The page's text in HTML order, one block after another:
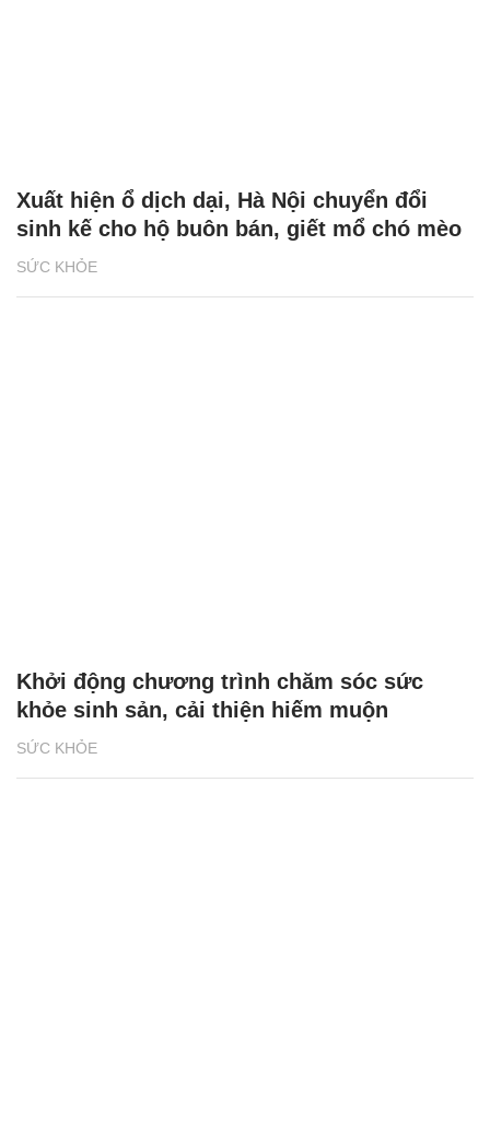
SỨC KHỎE
Xuất hiện ổ dịch dại, Hà Nội chuyển đổi
sinh kế cho hộ buôn bán, giết mổ chó mèo
SỨC KHỎE
Khởi động chương trình chăm sóc sức
khỏe sinh sản, cải thiện hiếm muộn